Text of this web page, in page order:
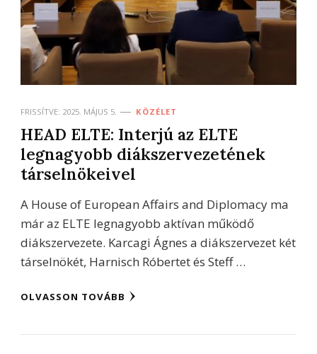
FRISSÍTVE: 2025. MÁJUS 5. KÖZÉLET
HEAD ELTE: Interjú az ELTE
legnagyobb diákszervezetének
társelnökeivel
A House of European Affairs and Diplomacy ma
már az ELTE legnagyobb aktívan működő
diákszervezete. Karcagi Ágnes a diákszervezet két
társelnökét, Harnisch Róbertet és Steff …
OLVASSON TOVÁBB